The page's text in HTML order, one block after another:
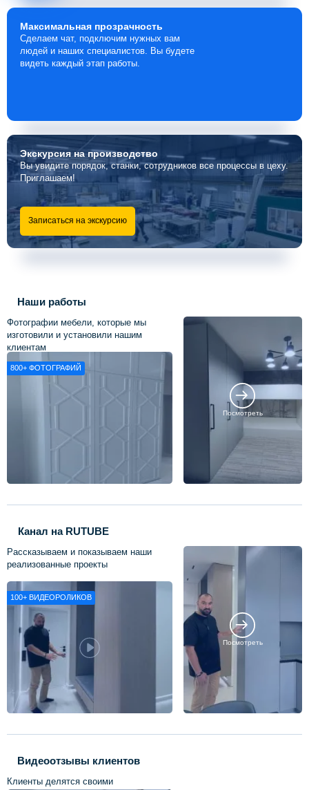
Максимальная прозрачность
Сделаем чат, подключим нужных вам
людей и наших специалистов. Вы будете
видеть каждый этап работы.
Экскурсияна производство
Вы увидите порядок, станки, сотрудников все процессы в цеху.
Приглашаем!
Записаться на экскурсию
Наши работы
Фотографии мебели, которые мы
изготовили и установили нашим
клиентам
800+ ФОТОГРАФИЙ
Посмотреть
Канал на RUTUBE
Рассказываем и показываем наши
реализованные проекты
100+ ВИДЕОРОЛИКОВ
Посмотреть
Видеоотзывы клиентов
Клиенты делятся своими